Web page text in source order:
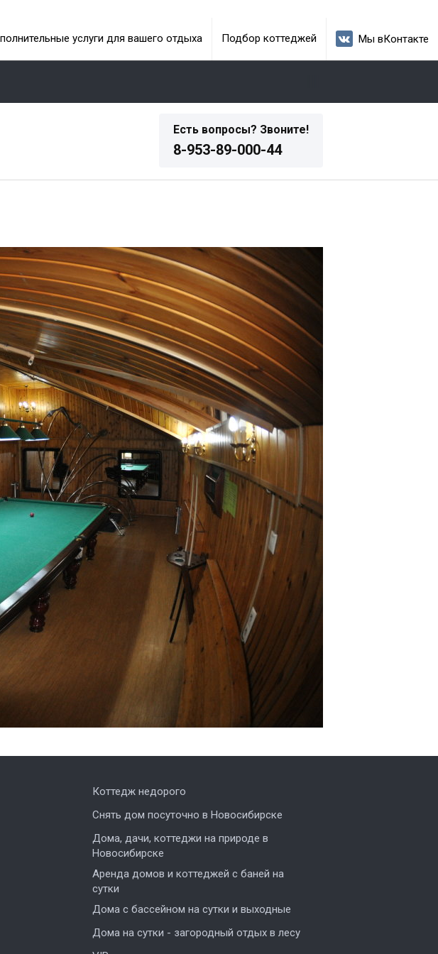
услуги для вашего отдыха Подбор коттеджей Мы вКонтакте
Есть вопросы? Звоните!
8-953-89-000-44
Коттедж недорого
Снять дом посуточно в Новосибирске
Дома, дачи, коттеджи на природе в
Новосибирске
Аренда домов и коттеджей с баней на
сутки
Дома с бассейном на сутки и выходные
Дома на сутки - загородный отдых в лесу